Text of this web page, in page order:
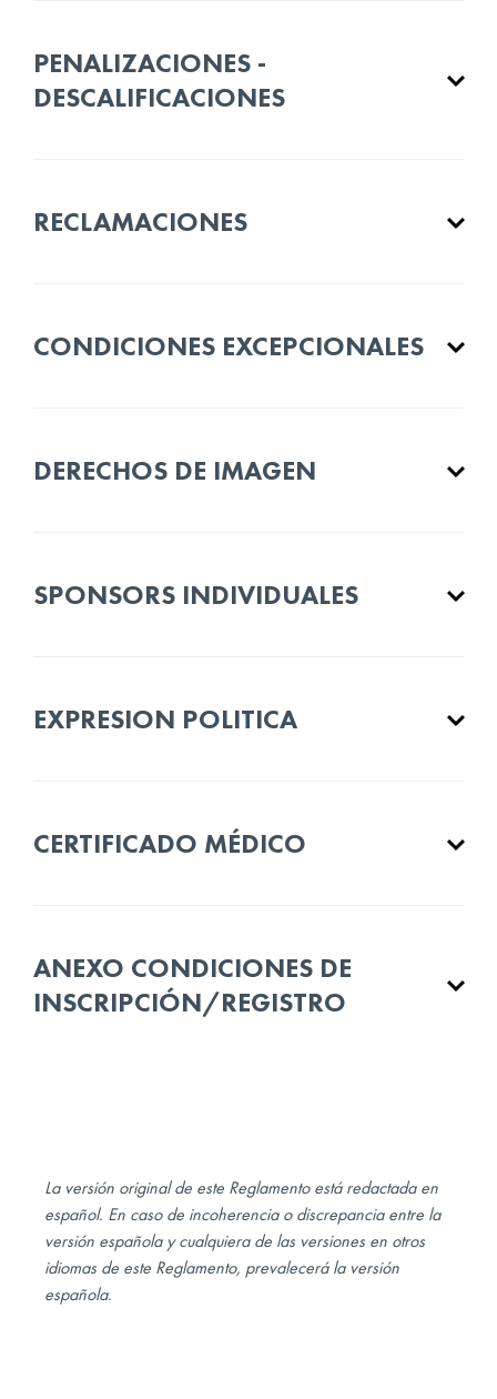
PENALIZACIONES -
DESCALIFICACIONES
RECLAMACIONES
CONDICIONES EXCEPCIONALES
DERECHOS DE IMAGEN
SPONSORS INDIVIDUALES
EXPRESION POLITICA
CERTIFICADO MÉDICO
ANEXO CONDICIONES DE
INSCRIPCIÓN/REGISTRO
La versión original de este Reglamento está redactada en
español. En caso de incoherencia o discrepancia entre la
versión española y cualquiera de las versiones en otros
idiomas de este Reglamento, prevalecerá la versión
española.